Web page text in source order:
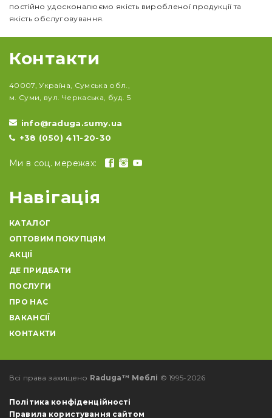
постійно удосконалюємо якість виробленої продукції та
якість обслуговування.
Контакти
40007, Україна, Сумська обл.,
м. Суми, вул. Черкаська, буд. 5
info@raduga.sumy.ua
+38 (050) 411-20-30
Ми в соц. мережах:
Навігація
КАТАЛОГ
ОПТОВИМ ПОКУПЦЯМ
АКЦІЇ
ДЕ ПРИДБАТИ
ПОСЛУГИ
ПРО НАС
ВАКАНСІЇ
КОНТАКТИ
Всі права захищено Raduga™ Меблі © 1995-2026
Політика конфіденційності
Правила користування сайтом